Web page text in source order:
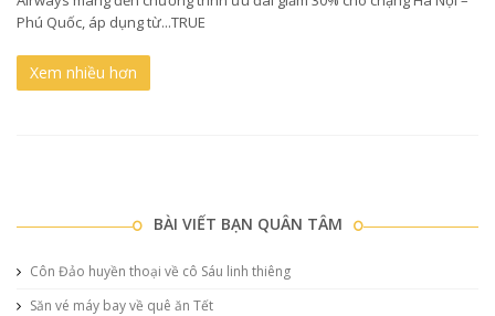
Phú Quốc, áp dụng từ...TRUE
Xem nhiều hơn
BÀI VIẾT BẠN QUÂN TÂM
Côn Đảo huyền thoại về cô Sáu linh thiêng
Săn vé máy bay về quê ăn Tết